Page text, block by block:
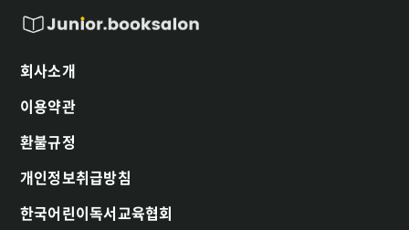
회사소개
이용약관
환불규정
개인정보취급방침
한국어린이독서교육협회